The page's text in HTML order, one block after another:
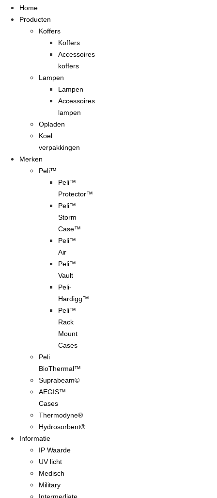
Home
Producten
Koffers
Koffers
Accessoires
koffers
Lampen
Lampen
Accessoires
lampen
Opladen
Koel
verpakkingen
Merken
Peli™
Peli™
Protector™
Peli™
Storm
Case™
Peli™
Air
Peli™
Vault
Peli-
Hardigg™
Peli™
Rack
Mount
Cases
Peli
BioThermal™
Suprabeam©
AEGIS™
Cases
Thermodyne®
Hydrosorbent®
Informatie
IP Waarde
UV licht
Medisch
Military